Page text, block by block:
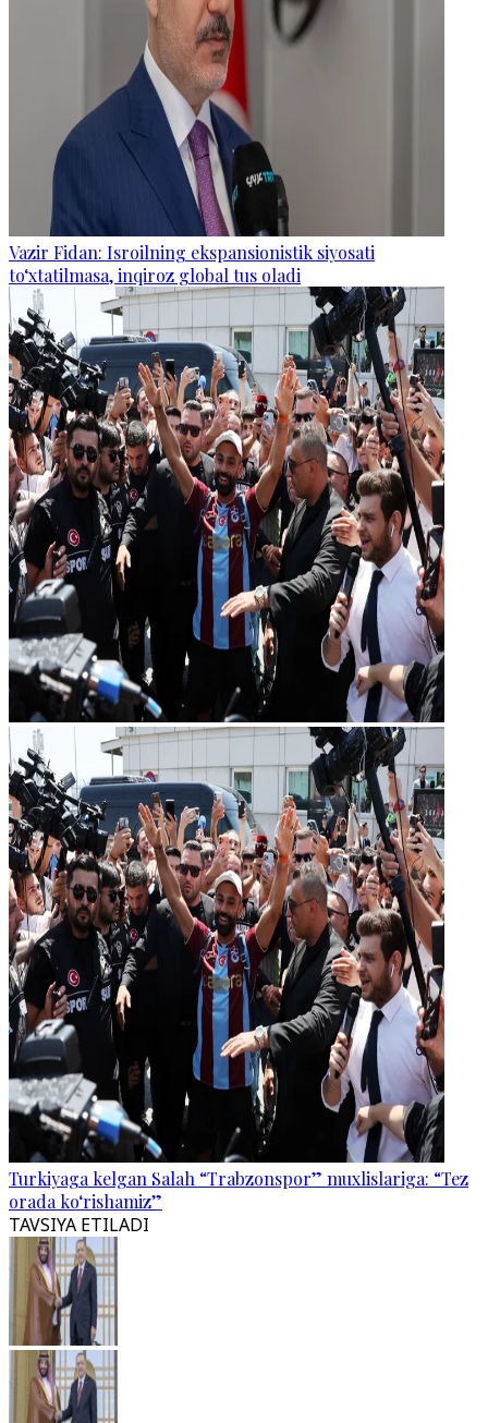
Vazir Fidan: Isroilning ekspansionistik siyosati
to‘xtatilmasa, inqiroz global tus oladi
Turkiyaga kelgan Salah “Trabzonspor” muxlislariga: “Tez
orada ko‘rishamiz”
TAVSIYA ETILADI